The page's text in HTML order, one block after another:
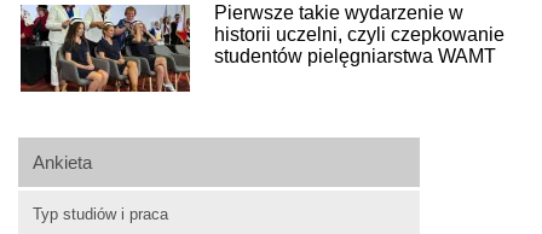
Ankieta
Typ studiów i praca
Pierwsze takie wydarzenie w
historii uczelni, czyli czepkowanie
studentów pielęgniarstwa WAMT